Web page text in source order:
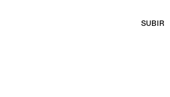
SUBIR